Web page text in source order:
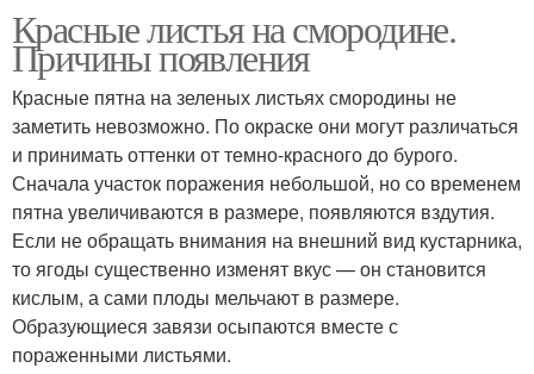
Красные листья на смородине.
Причины появления
Красные пятна на зеленых листьях смородины не
заметить невозможно. По окраске они могут различаться
и принимать оттенки от темно-красного до бурого.
Сначала участок поражения небольшой, но со временем
пятна увеличиваются в размере, появляются вздутия.
Если не обращать внимания на внешний вид кустарника,
то ягоды существенно изменят вкус — он становится
кислым, а сами плоды мельчают в размере.
Образующиеся завязи осыпаются вместе с
пораженными листьями.